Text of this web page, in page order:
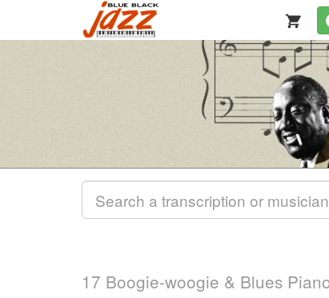
17 Boogie-woogie & Blues